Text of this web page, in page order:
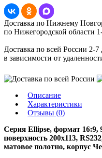
Доставка по Нижнему
по Нижегородской области
Доставка по всей России 2-7
в зависимости от
Описание
Характеристики
Отзывы (0)
Серия Ellipse, формат 16:9,
поверхность 200x113,
матовое полотно, корпус